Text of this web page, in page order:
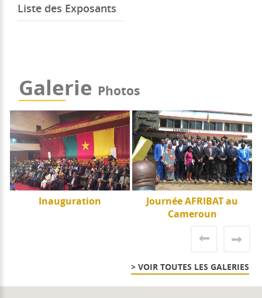
Liste des Exposants
Galerie Photos
Inauguration
Journée AFRIBAT au
Cameroun
> VOIR TOUTES LES GALERIES